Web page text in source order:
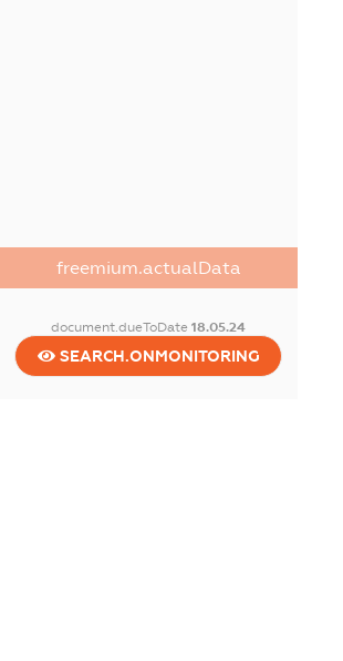
freemium.actualData
document.dueToDate18.05.24
SEARCH.ONMONITORING